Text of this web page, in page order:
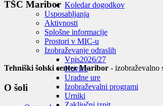
Koledar dogodkov
Usposabljanja
Aktivnosti
Splošne informacije
Prostori v MIC-u
Izobraževanje odraslih
Vpis2026/27
Novice
Uradne ure
Izobraževalni programi
Urniki
TŠC Maribor
Tehniški šolski center Maribor - izobraževalno
O šoli